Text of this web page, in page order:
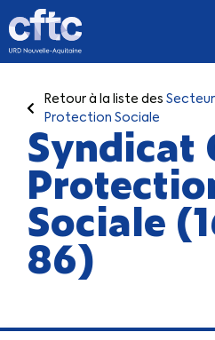
Retour à la liste des
Protection Sociale
Syndicat
Sociale
86)